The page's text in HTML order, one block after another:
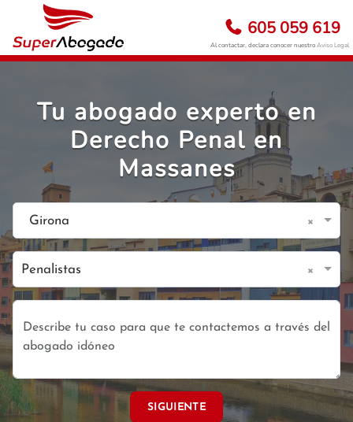
605 059 619
Al contactar, declara conocer nuestroAviso Legal
Tu abogado experto en
Derecho Penal en
Massanes
Girona ×
Penalistas ×
SIGUIENTE